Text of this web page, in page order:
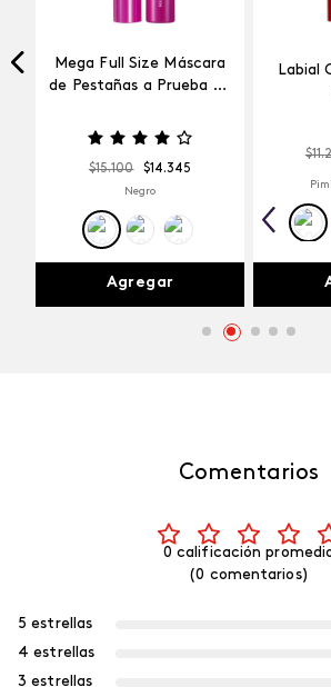
Mega Full Size Máscara
de Pestañas a Prueba de
$15.100 $14.345
Negro
Agregar
Labial
$11.
Comentarios
0 calificación
(0 comentarios)
5 estrellas
4 estrellas
3 estrellas